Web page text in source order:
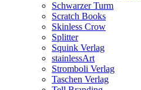
Schwarzer Turm
Scratch Books
Skinless Crow
Splitter
Squink Verlag
stainlessArt
Stromboli Verlag
Taschen Verlag